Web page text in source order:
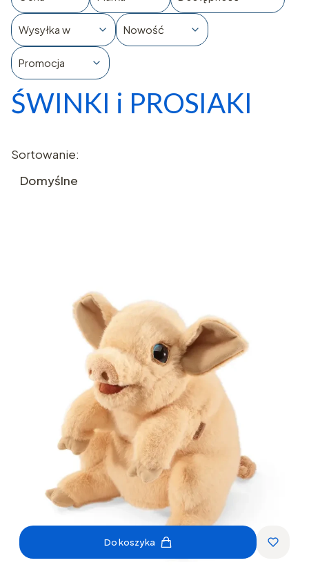
Wysyłka w Nowość
Promocja
Koniec filtrów
ŚWINKI i PROSIAKI
Lista produktów
Sortowanie:
Domyślne
Do koszyka